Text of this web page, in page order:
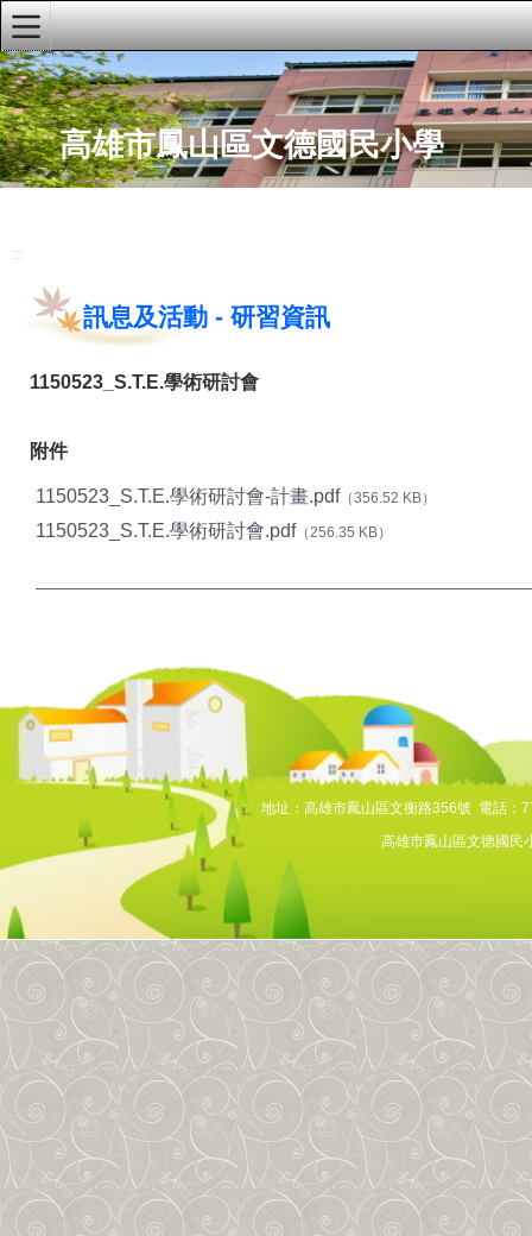
高雄市鳳山區文德國民小學
:::
首頁
文德粉絲專頁
文德youTube頻道
文德兒童校刊
午餐資訊網
本土教育網
性別平等教育
文德國小環境教育網
志願服務紀錄冊
校外人士協助教學活動
學生申訴再申訴專區
高雄校園通APP
網路直通車
數位學習專區
:::
訊息及活動- 研習資訊
1150523_S.T.E.學術研討會
附件
1150523_S.T.E.學術研討會-計畫.pdf（356.52 KB）
1150523_S.T.E.學術研討會.pdf（256.35 KB）
::: 地址：高雄市鳳山區文衡路356號 電話
高雄市鳳山區文德國民